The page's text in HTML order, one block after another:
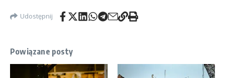
Udostępnij
Powiązane posty